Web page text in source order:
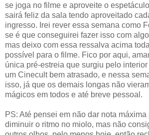
se joga no filme e aproveite o
sairá feliz da sala tendo aproveitado
ingresso. Irei rever essa semana como
se é que conseguirei fazer isso com
mas deixo com essa ressalva acima
possível para o filme. Fico por aqui,
única pré-estreia que surgiu pelo
um Cinecult bem atrasado, e nessa
isso, já que os demais longas não
mágicos em todos e até breve pessoal.
PS: Até pensei em não dar nota
diminuir o ritmo no miolo, mas não